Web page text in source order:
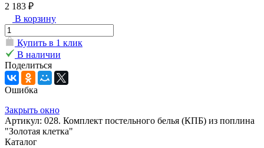
2 183 ₽
В корзину
Купить в 1 клик
В наличии
Поделиться
Ошибка
Закрыть окно
Артикул: 028. Комплект постельного белья (КПБ) из поплина
"Золотая клетка"
Каталог